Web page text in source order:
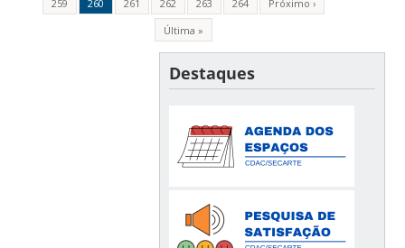
259
260 261 262 263 264
Próximo ›
Última »
Destaques